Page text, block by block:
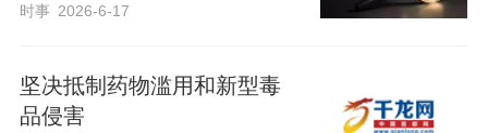
时事 2026-6-17
坚决抵制药物滥用和新型毒
品侵害